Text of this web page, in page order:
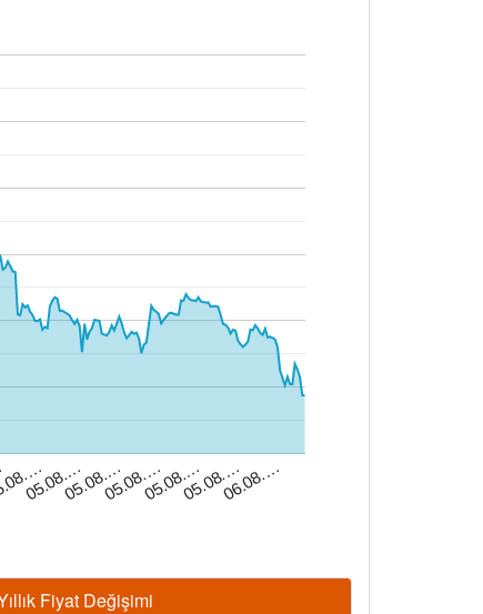
05.08.…05.08.…05.08.…05.08.…05.08.…06.08.…
Fiyat Değişimi